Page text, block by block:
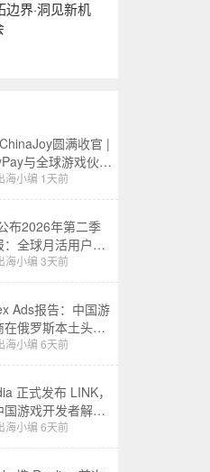
边界·洞见新机
圆满收官 |
与全球游戏伙伴
，携手共赴新程
海小编 1天前
布2026年第二季
：全球月活用户增
，营收同比增长
15.99亿美元
海小编 3天前
Ads报告：中国游
在俄罗斯本土头部
收入同比增长
海小编 6天前
正式发布 LINK，
国游戏开发者解锁
长新路径
海小编 6天前